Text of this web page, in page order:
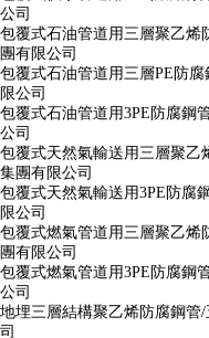
公司
包覆式石油管道用三層聚乙烯
團有限公司
包覆式石油管道用三層PE防
限公司
包覆式石油管道用3PE防腐鋼
公司
包覆式天然氣輸送用三層聚乙
集團有限公司
包覆式天然氣輸送用3PE防腐
限公司
包覆式燃氣管道用三層聚乙烯
團有限公司
包覆式燃氣管道用3PE防腐鋼
公司
地埋三層結構聚乙烯防腐鋼管
司